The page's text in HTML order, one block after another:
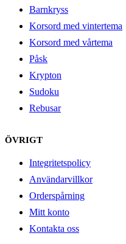
Barnkryss
Korsord med vintertema
Korsord med vårtema
Påsk
Krypton
Sudoku
Rebusar
ÖVRIGT
Integritetspolicy
Användarvillkor
Orderspårning
Mitt konto
Kontakta oss